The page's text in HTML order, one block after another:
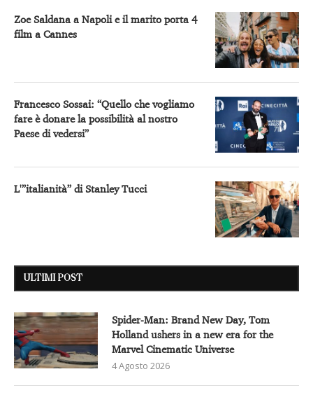
Zoe Saldana a Napoli e il marito porta 4
film a Cannes
Francesco Sossai: “Quello che vogliamo
fare è donare la possibilità al nostro
Paese di vedersi”
L'”italianità” di Stanley Tucci
ULTIMI POST
Spider-Man: Brand New Day, Tom
Holland ushers in a new era for the
Marvel Cinematic Universe
4 Agosto 2026